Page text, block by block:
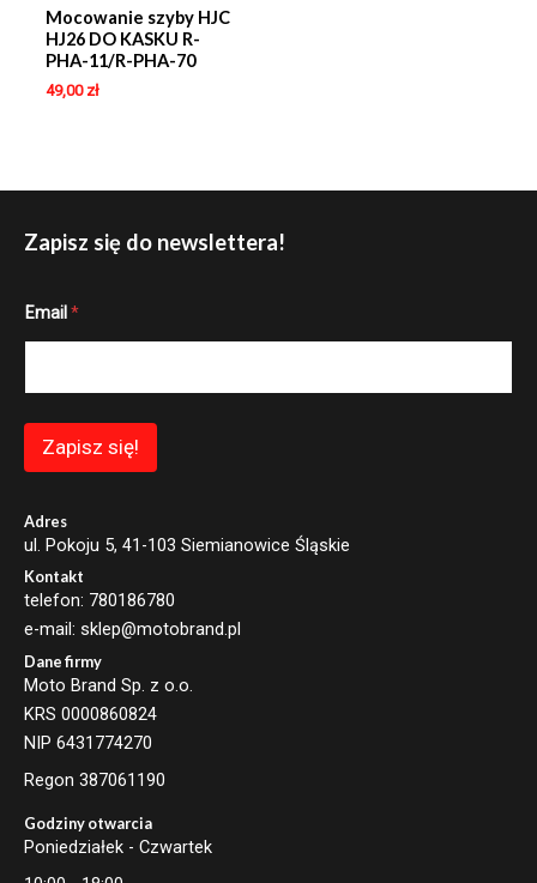
Mocowanie szyby HJC
HJ26 DO KASKU R-
PHA-11/R-PHA-70
49,00 zł
Zapisz się do newslettera!
m
E
l
m
a
l
Email *
Zapisz się!
Adres
ul. Pokoju 5, 41-103 Siemianowice Śląskie
Kontakt
telefon: 780186780
e-mail: sklep@motobrand.pl
Dane firmy
Moto Brand Sp. z o.o.
KRS 0000860824
NIP 6431774270
Regon 387061190
Godziny otwarcia
Poniedziałek - Czwartek